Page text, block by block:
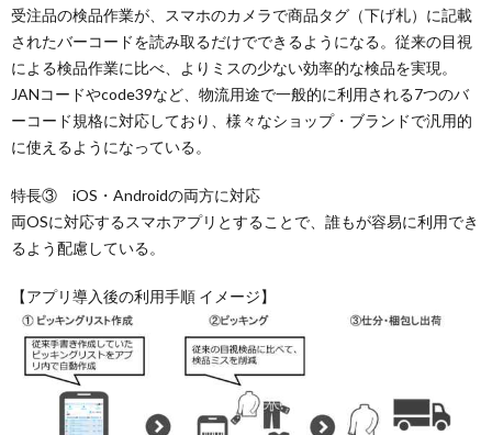
受注品の検品作業が、スマホのカメラで商品タグ（下げ札）に記載
されたバーコードを読み取るだけでできるようになる。従来の目視
による検品作業に比べ、よりミスの少ない効率的な検品を実現。
JANコードやcode39など、物流用途で一般的に利用される7つのバ
ーコード規格に対応しており、様々なショップ・ブランドで汎用的
に使えるようになっている。
特長③ iOS・Androidの両方に対応
両OSに対応するスマホアプリとすることで、誰もが容易に利用でき
るよう配慮している。
【アプリ導入後の利用手順 イメージ】